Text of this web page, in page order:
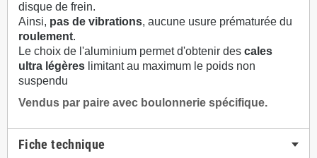
disque de frein.
Ainsi, pas de vibrations, aucune usure prématurée du
roulement.
Le choix de l'aluminium permet d'obtenir des cales
ultra légères limitant au maximum le poids non
suspendu
Vendus par paire avec boulonnerie spécifique.
Fiche technique